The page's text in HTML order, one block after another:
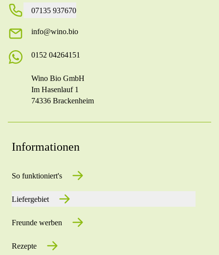
07135 937670
info@wino.bio
0152 04264151
Wino Bio GmbH
Im Hasenlauf 1
74336 Brackenheim
Informationen
So funktioniert's
Liefergebiet
Freunde werben
Rezepte